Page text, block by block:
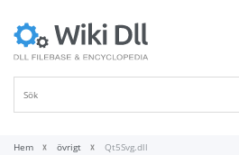
Hem övrigt Qt5Svg.dll